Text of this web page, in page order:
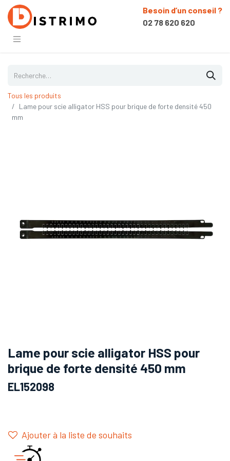
Besoin d’un conseil ?
02 78 620 620
Tous les produits
Lame pour scie alligator HSS pour brique de forte densité 450
mm
Lame pour scie alligator HSS pour
brique de forte densité 450 mm
EL152098
Ajouter à la liste de souhaits